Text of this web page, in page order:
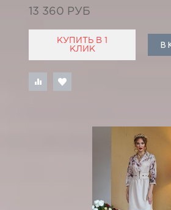
13 360 РУБ
КУПИТЬ В 1
КЛИК
В